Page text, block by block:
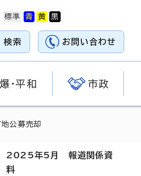
検索 お問い合わせ
・平和 市政
公募売却
2025年5月 報道関係資
料